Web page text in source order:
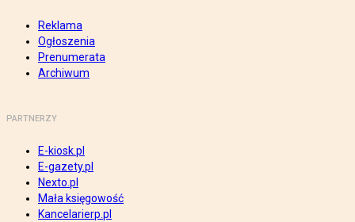
Reklama
Ogłoszenia
Prenumerata
Archiwum
PARTNERZY
E-kiosk.pl
E-gazety.pl
Nexto.pl
Mała księgowość
Kancelarierp.pl